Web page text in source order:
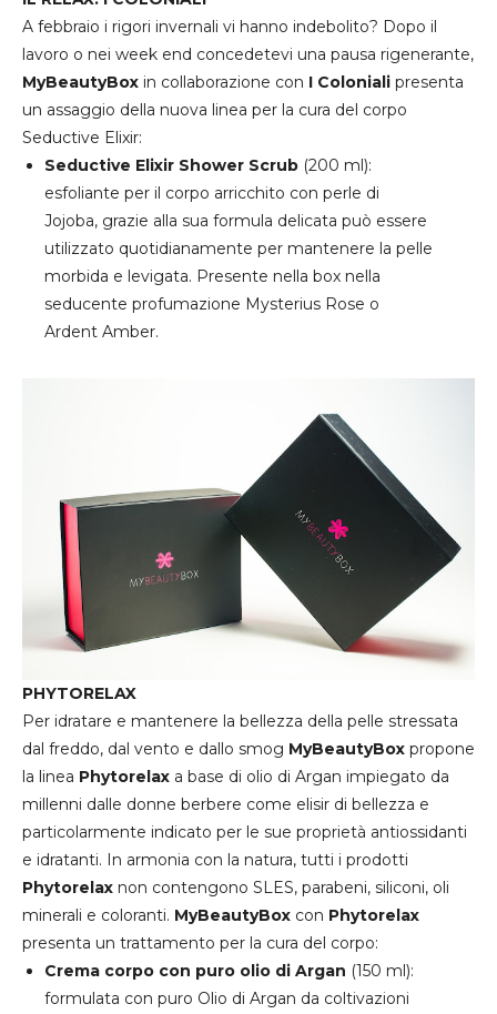
A febbraio i rigori invernali vi hanno indebolito? Dopo il
lavoro o nei week end concedetevi una pausa rigenerante,
MyBeautyBox in collaborazione con I Coloniali presenta
un assaggio della nuova linea per la cura del corpo
Seductive Elixir:
Seductive Elixir Shower Scrub (200 ml):
esfoliante per il corpo arricchito con perle di
Jojoba, grazie alla sua formula delicata può essere
utilizzato quotidianamente per mantenere la pelle
morbida e levigata. Presente nella box nella
seducente profumazione Mysterius Rose o
Ardent Amber.
PHYTORELAX
Per idratare e mantenere la bellezza della pelle stressata
dal freddo, dal vento e dallo smog MyBeautyBox propone
la linea Phytorelax a base di olio di Argan impiegato da
millenni dalle donne berbere come elisir di bellezza e
particolarmente indicato per le sue proprietà antiossidanti
e idratanti. In armonia con la natura, tutti i prodotti
Phytorelax non contengono SLES, parabeni, siliconi, oli
minerali e coloranti. MyBeautyBox con Phytorelax
presenta un trattamento per la cura del corpo:
Crema corpo con puro olio di Argan (150 ml):
formulata con puro Olio di Argan da coltivazioni